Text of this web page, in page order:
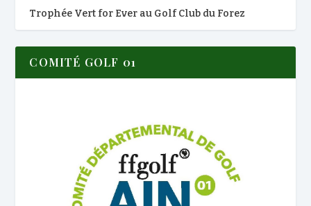
Trophée Vert for Ever au Golf Club du Forez
COMITÉ GOLF 01